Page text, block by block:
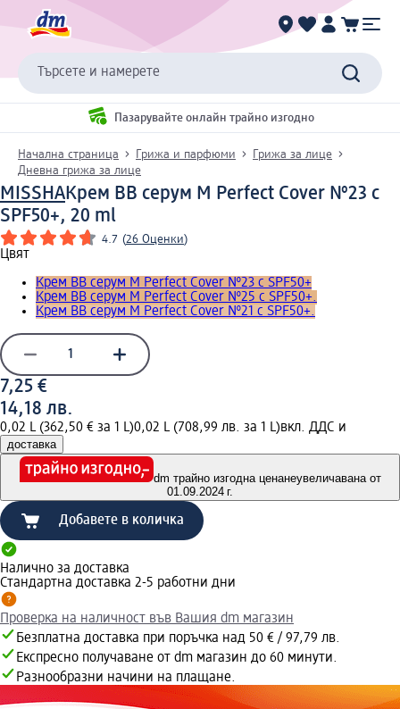
Търсете и намерете
Пазарувайте онлайн трайно изгодно
Начална страница Грижа и парфюми
Грижа за лице
Дневна грижа за лице
MISSHAКрем BB серум M Perfect Cover №23 с
SPF50+, 20 ml
4.7 (26 Оценки)
Цвят
Крем BB серум M Perfect Cover №23 с SPF50+
Крем BB серум M Perfect Cover №25 с SPF50+.
Крем BB серум M Perfect Cover №21 с SPF50+.
7,25 €
14,18 лв.
0,02 L (362,50 € за 1 L)0,02 L (708,99 лв. за 1 L)вкл. ДДС и
доставка
dm трайно изгодна ценанеувеличавана от
01.09.2024 г.
Добавете в количка
Налично за доставка
Стандартна доставка 2-5 работни дни
Проверка на наличност във Вашия dm магазин
Безплатна доставка при поръчка над 50 € / 97,79 лв.
Експресно получаване от dm магазин до 60 минути.
Разнообразни начини на плащане.